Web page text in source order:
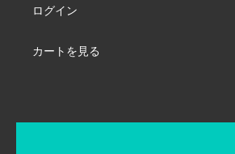
ログイン
カートを見る